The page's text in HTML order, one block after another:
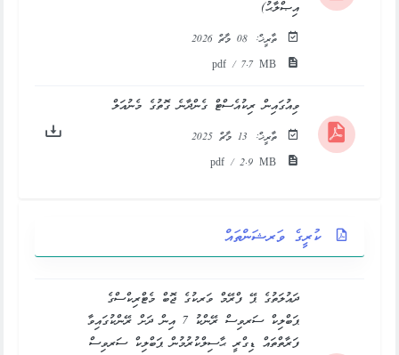
އިޞްލާޙު)
ތާރީޚް: 08 މާޗް 2026
pdf / 7.7 MB
ވިއުގައިން ރިކުއެސްޓް ގެންދާނެ ގޮތުގެ މެނުއަލް
ތާރީޚް:
13 މާޗް 2025
pdf / 2.9 MB
ކުރީގެ ވަރޝަންތައް
ދައުލަތުގެ ޕޭ ފްރޭމް ވަރކުގެ ޖޮބް މެޓްރިކްސްގެ
ޕަބްލިކް ސަރވިސް ރޭންކު 7 އިން ދަށް ރޭންކުގައިވާ
ފަރާތްތައް ޑިގްރީ ޙާސިލްކުރުމުން ޕަބްލިކް ސަރވިސް